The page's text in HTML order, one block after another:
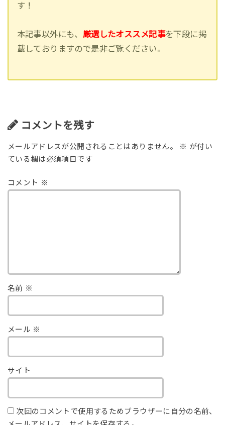
す！
本記事以外にも、 厳選したオススメ記事を下段に掲
載しておりますので是非ご覧ください。
コメントを残す
メールアドレスが公開されることはありません。 ※ が付い
ている欄は必須項目です
コメント ※
名前 ※
メール ※
サイト
次回のコメントで使用するためブラウザーに自分の名前、